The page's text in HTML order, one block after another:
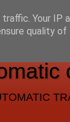
Your IP
quality of